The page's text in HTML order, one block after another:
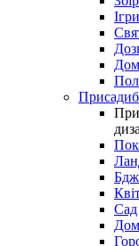
Ігри
Сад